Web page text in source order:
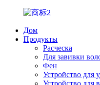
Дом
Продукты
Расческа
Для завивки
Фен
Устройство для
Устройство для